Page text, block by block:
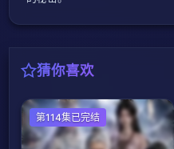
猜你喜欢
第114集已完结